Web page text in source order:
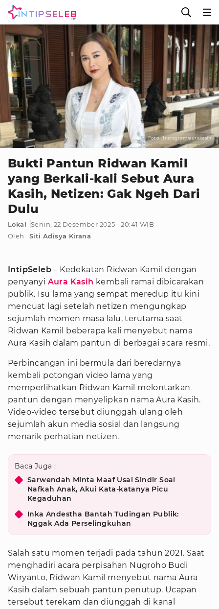
Foto : Instagram/aurakasih
Bukti Pantun Ridwan Kamil
yang Berkali-kali Sebut Aura
Kasih, Netizen: Gak Ngeh Dari
Dulu
Lokal
Senin, 22 Desember 2025 - 20:41 WIB
Oleh
:
Siti Adisya Kirana
IntipSeleb – Kedekatan Ridwan Kamil dengan
penyanyi Aura Kasih kembali ramai dibicarakan
publik. Isu lama yang sempat meredup itu kini
mencuat lagi setelah netizen mengungkap
sejumlah momen masa lalu, terutama saat
Ridwan Kamil beberapa kali menyebut nama
Aura Kasih dalam pantun di berbagai acara resmi.
Perbincangan ini bermula dari beredarnya
kembali potongan video lama yang
memperlihatkan Ridwan Kamil melontarkan
pantun dengan menyelipkan nama Aura Kasih.
Video-video tersebut diunggah ulang oleh
sejumlah akun media sosial dan langsung
menarik perhatian netizen.
Baca Juga :
Sarwendah Minta Maaf Usai Sindir Soal
Nafkah Anak, Akui Kata-katanya Picu
Kegaduhan
Inka Andestha Bantah Tudingan Publik:
Nggak Ada Perselingkuhan
Salah satu momen terjadi pada tahun 2021. Saat
menghadiri acara perpisahan Nugroho Budi
Wiryanto, Ridwan Kamil menyebut nama Aura
Kasih dalam sebuah pantun penutup. Ucapan
tersebut terekam dan diunggah di kanal